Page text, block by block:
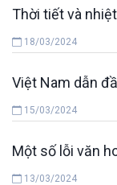
Thời tiết và
18/03/2024
Việt Nam dẫn
15/03/2024
Một số lỗi văn
13/03/2024